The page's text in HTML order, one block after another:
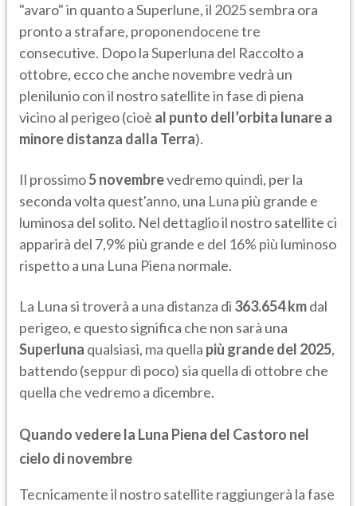
"avaro" in quanto a Superlune, il 2025 sembra ora
pronto a strafare, proponendocene tre
consecutive. Dopo la Superluna del Raccolto a
ottobre, ecco che anche novembre vedrà un
plenilunio con il nostro satellite in fase di piena
vicino al perigeo (cioè al punto dell’orbita lunare a
minore distanza dalla Terra).
Il prossimo5 novembrevedremo quindi, per la
seconda volta quest'anno, una Luna più grande e
luminosa del solito. Nel dettaglio il nostro satellite ci
apparirà del 7,9% più grande e del 16% più luminoso
rispetto a una Luna Piena normale.
La Luna si troverà a una distanza di 363.654 kmdal
perigeo, e questo significa che non sarà una
Superluna qualsiasi, ma quella più grande del 2025,
battendo (seppur di poco) sia quella di ottobre che
quella che vedremo a dicembre.
Quando vedere la Luna Piena del Castoro nel
cielo di novembre
Tecnicamente il nostro satellite raggiungerà la fase